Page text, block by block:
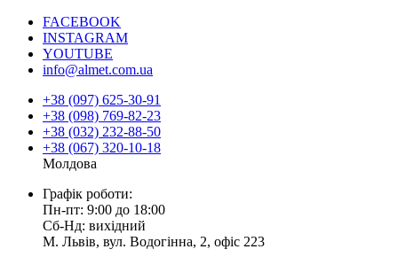
FACEBOOK
INSTAGRAM
YOUTUBE
info@almet.com.ua
+38 (097) 625-30-91
+38 (098) 769-82-23
+38 (032) 232-88-50
+38 (067) 320-10-18
Молдова
Графік роботи:
Пн-пт: 9:00 до 18:00
Сб-Нд: вихідний
М. Львів, вул. Водогінна, 2, офіс 223